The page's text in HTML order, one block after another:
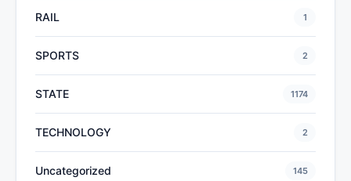
RAIL 1
SPORTS 2
STATE 1174
TECHNOLOGY 2
Uncategorized 145